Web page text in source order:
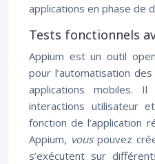
applications en phase de
Tests fonctionnels
Appium est un outil
pour l’automatisation
applications mobiles.
interactions utilisateur
fonction de l’application
Appium, vouspouvez
s’exécutent sur